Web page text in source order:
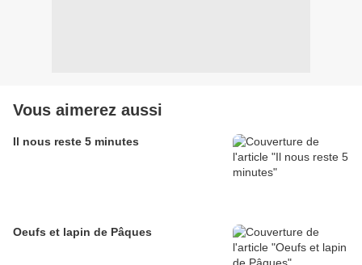
Vous aimerez aussi
Il nous reste 5 minutes
Oeufs et lapin de Pâques